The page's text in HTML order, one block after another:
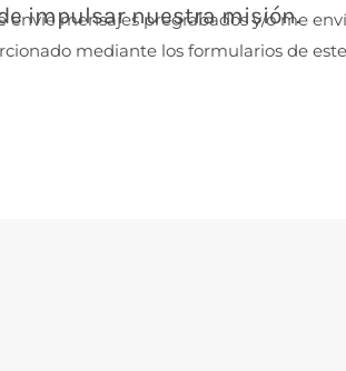
mensajes pregrabados y/o me
mediante los formularios de
impulsar nuestra misión.